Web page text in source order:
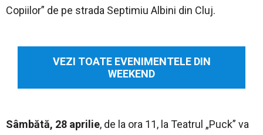
Copiilor” de pe strada Septimiu Albini din Cluj.
VEZI TOATE EVENIMENTELE DIN
WEEKEND
Sâmbătă, 28 aprilie, de la ora 11, la Teatrul „Puck” va